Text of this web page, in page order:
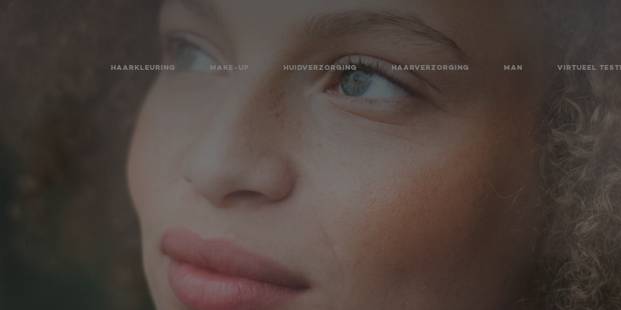
HAARKLEURING MAKE-UP HUIDVERZORGING HAARVERZORGING MAN VIRTUEEL